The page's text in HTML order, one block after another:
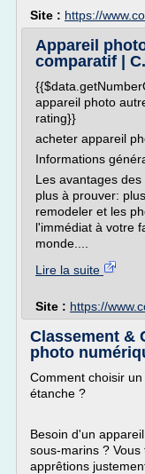
Site : https://
Appareil
comparatif |
appareil photo
rating}}
acheter appareil
Informations
Les avantages
plus à prouver:
remodeler et les
l'immédiat à votre
monde....
Lire la suite
Site : https://
Classement &
photo
Comment choisir
étanche ?
Besoin d'un
sous-marins ?
apprêtions